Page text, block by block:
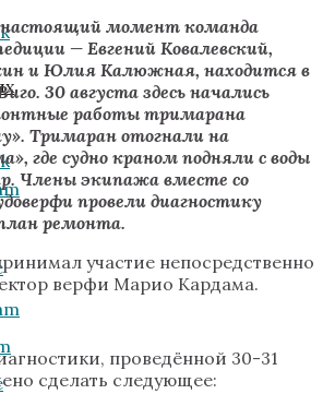
момент команда
— Евгений Ковалевский,
и Юлия Калюжная, находится в
30 августа здесь начались
работы тримарана
Тримаран отогнали на
где судно краном подняли с воды
Члены экипажа вместе со
провели диагностику
ремонта.
участие непосредственно
верфи Марио Кардама.
проведённой 30-31
сделать следующее: